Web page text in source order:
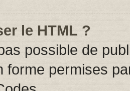
le HTML ?
possible de
forme permises